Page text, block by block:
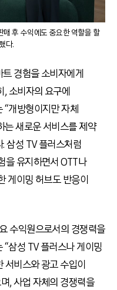
후 수익에도 중요한 역할을 할
다.
경험을 소비자에게
소비자의 요구에
개방형이지만 자체
는 새로운 서비스를 제약
삼성 TV 플러스처럼
을 유지하면서 OTT나
게이밍 허브도 반응이
수익원으로서의 경쟁력을
“삼성 TV 플러스나 게이밍
비스와 광고 수입이
, 사업 자체의 경쟁력을